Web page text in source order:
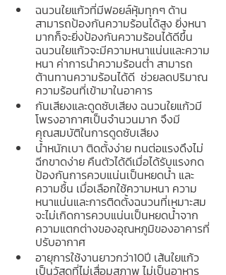
ฉนวนใยแก้วที่มีฟอยล์หุ้มทุกๆ ด้าน
สามารถป้องกันความร้อนได้สูง ยิ่งหนา
มากก็จะยิ่งป้องกันความร้อนได้ดีขึ้น
ฉนวนใยแก้วจะมีความหนาแน่นและความ
หนา ค่าการนำความร้อนต่ำ สามารถ
ต้านทานความร้อนได้ดี  ช่วยลดปริมาณ
ความร้อนที่เข้ามาในอาคาร
กันเสียงและดูดซับเสียง ฉนวนใยแก้วมี
โพรงอากาศเป็นจำนวนมาก จึงมี
คุณสมบัติในการดูดซับเสียง
น้ำหนักเบา ติดตั้งง่าย ทนต่อแรงดึงไม่
ฉีกขาดง่าย คืนตัวได้ดีเมื่อได้รับแรงกด
ป้องกันการควบแน่นเป็นหยดน้ำ และ
ความชื้น เมื่อเลือกใช้ความหนา ความ
หนาแน่นและการติดตั้งฉนวนที่เหมาะสม
จะไม่เกิดการควบแน่นเป็นหยดน้ำจาก
ความแตกต่างของอุณหภูมิของอาคารที่
ปรับอากาศ
อายุการใช้งานยาวกว่า10ปี เส้นใยแก้ว
เป็นวัสดุที่ไม่เสื่อมสภาพ ไม่เป็นอาหาร